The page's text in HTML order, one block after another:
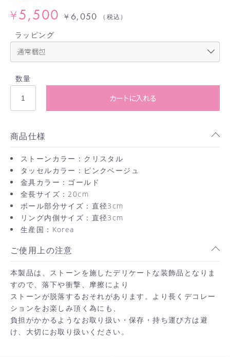
¥5,500 ¥ 6,050 （税込）
ラッピング
数量
カートに入れる
お買い物を続ける
商品仕様
ストーンカラー：クリスタル
タッセルカラー：ピンクベージュ
金具カラー：ゴールド
全長サイズ：20cm
ボール部分サイズ：直径3cm
リング内側サイズ：直径3cm
生産国：Korea
ご使用上の注意
本製品は、ストーンを施したデリケートな装飾品となりま
すので、落下や衝撃、摩擦により
ストーンが脱落するおそれがあります。より長くデコレー
ションをお楽しみ頂く為にも、
負担がかかるようなお取り扱い・保存・持ち運び方は避
け、大切にお取り扱いください。